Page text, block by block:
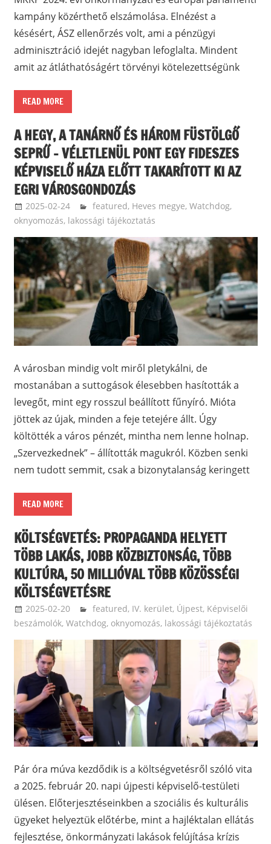
kampány közérthető elszámolása. Elnézést a
késésért, ÁSZ ellenőrzés volt, ami a pénzügyi
adminisztráció idejét nagyban lefoglalta. Mindent
amit az átláthatóságért törvényi kötelezettségünk
READ MORE
A HEGY, A TANÁRNŐ ÉS HÁROM FÜSTÖLGŐ
SEPRŰ – VÉLETLENÜL PONT EGY FIDESZES
KÉPVISELŐ HÁZA ELŐTT TAKARÍTOTT KI AZ
EGRI VÁROSGONDOZÁS
2025-02-24 langdavid
featured, Heves megye, Watchdog,
oknyomozás, lakossági tájékoztatás
A városban mindig volt miről pletykálni, de
mostanában a suttogások élesebben hasították a
levegőt, mint egy rosszul beállított fűnyíró. Mióta
jöttek az újak, minden a feje tetejére állt. Úgy
költötték a város pénzét, mintha nem lenne holnap.
„Szervezkednek” – állították magukról. Közben senki
nem tudott semmit, csak a bizonytalanság keringett
READ MORE
KÖLTSÉGVETÉS: PROPAGANDA HELYETT
TÖBB LAKÁS, JOBB KÖZBIZTONSÁG, TÖBB
KULTÚRA, 50 MILLIÓVAL TÖBB KÖZÖSSÉGI
KÖLTSÉGVETÉSRE
2025-02-20 ketfarkukutya
featured, IV. kerület, Újpest, Képviselői
beszámolók, Watchdog, oknyomozás, lakossági tájékoztatás
Pár óra múva kezdődik is a költségvetésről szóló vita
a 2025. február 20. napi újpesti képviselő-testületi
ülésen. Előterjesztéseinkben a szociális és kulturális
ügyeket helyeztük előtérbe, mint a hajléktalan ellátás
fejlesztése, önkormányzati lakások felújítása krízis